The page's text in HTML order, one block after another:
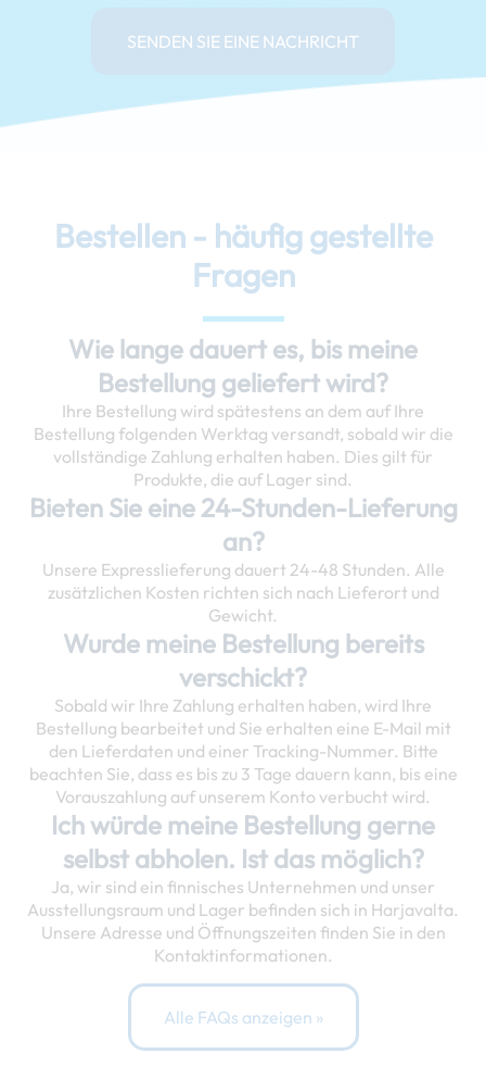
SENDEN SIE EINE NACHRICHT
Bestellen - häufig gestellte
Fragen
Wie lange dauert es, bis meine
Bestellung geliefert wird?
Ihre Bestellung wird spätestens an dem auf Ihre
Bestellung folgenden Werktag versandt, sobald wir die
vollständige Zahlung erhalten haben. Dies gilt für
Produkte, die auf Lager sind.
Bieten Sie eine 24-Stunden-Lieferung
an?
Unsere Expresslieferung dauert 24-48 Stunden. Alle
zusätzlichen Kosten richten sich nach Lieferort und
Gewicht.
Wurde meine Bestellung bereits
verschickt?
Sobald wir Ihre Zahlung erhalten haben, wird Ihre
Bestellung bearbeitet und Sie erhalten eine E-Mail mit
den Lieferdaten und einer Tracking-Nummer. Bitte
beachten Sie, dass es bis zu 3 Tage dauern kann, bis eine
Vorauszahlung auf unserem Konto verbucht wird.
Ich würde meine Bestellung gerne
selbst abholen. Ist das möglich?
Ja, wir sind ein finnisches Unternehmen und unser
Ausstellungsraum und Lager befinden sich in Harjavalta.
Unsere Adresse und Öffnungszeiten finden Sie in den
Kontaktinformationen.
Alle FAQs anzeigen »